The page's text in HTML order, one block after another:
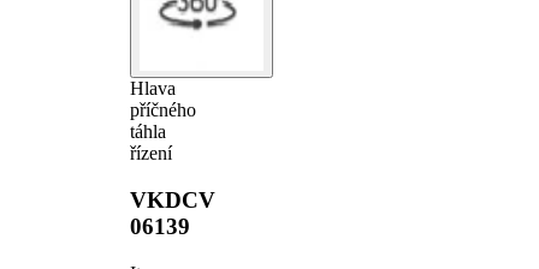
Hlava
příčného
táhla
řízení
VKDCV
06139